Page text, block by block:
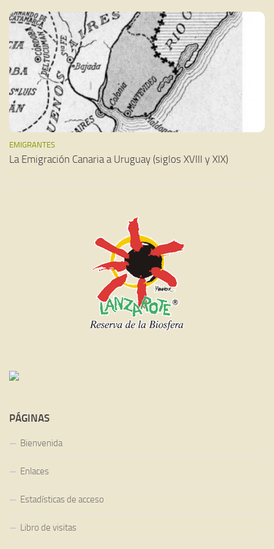
EMIGRANTES
La Emigración Canaria a Uruguay (siglos XVIII y XIX)
PÁGINAS
Bienvenida
Enlaces
Estadísticas de acceso
Libro de visitas